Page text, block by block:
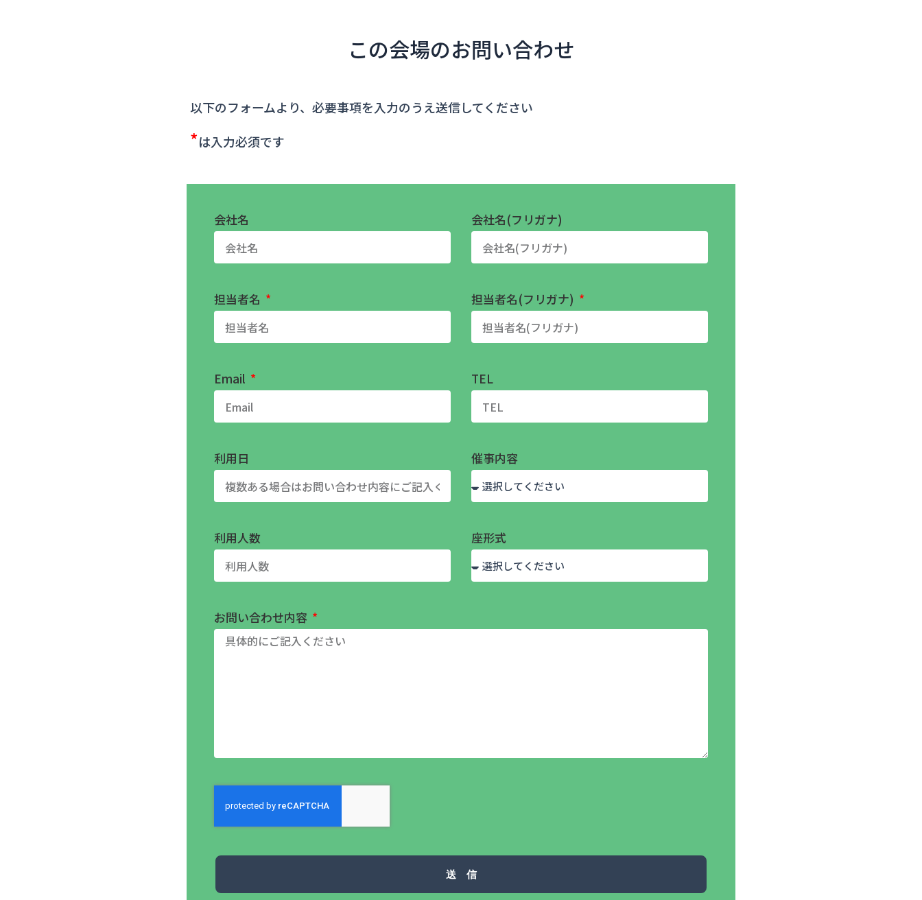
この会場のお問い合わせ
以下のフォームより、必要事項を入力のうえ送信してください
*は入力必須です
会社名 会社名(フリガナ)
担当者名 担当者名(フリガナ)
Email TEL
利用日 催事内容
利用人数 座形式
お問い合わせ内容
送 信